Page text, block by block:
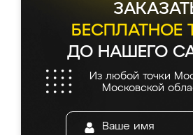
БЕСПЛАТНОЕ
ДО НАШЕГО
Из любой точки
Московской